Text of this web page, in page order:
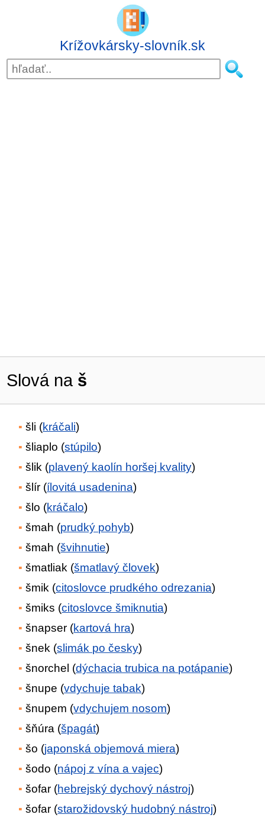
Krížovkársky-slovník.sk
Slová na š
šli (kráčali)
šliaplo (stúpilo)
šlik (plavený kaolín horšej kvality)
šlír (ílovitá usadenina)
šlo (kráčalo)
šmah (prudký pohyb)
šmah (švihnutie)
šmatliak (šmatlavý človek)
šmik (citoslovce prudkého odrezania)
šmiks (citoslovce šmiknutia)
šnapser (kartová hra)
šnek (slimák po česky)
šnorchel (dýchacia trubica na potápanie)
šnupe (vdychuje tabak)
šnupem (vdychujem nosom)
šňúra (špagát)
šo (japonská objemová miera)
šodo (nápoj z vína a vajec)
šofar (hebrejský dychový nástroj)
šofar (starožidovský hudobný nástroj)